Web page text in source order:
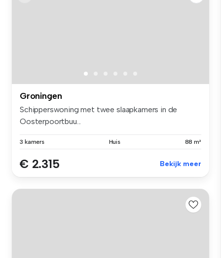
Groningen
Schipperswoning met twee slaapkamers in de
Oosterpoortbuu...
3 kamers Huis 88 m²
€ 2.315 Bekijk meer